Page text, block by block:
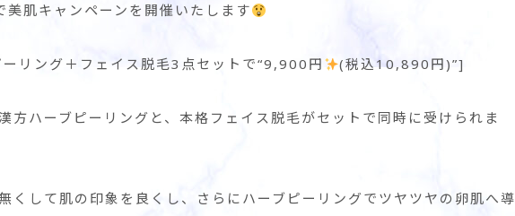
美肌キャンペーンを開催いたします
リング＋フェイス脱毛3点セットで“9,900円 (税込10,890円)”]
方ハーブピーリングと、本格フェイス脱毛がセットで同時に受けられま
くして肌の印象を良くし、さらにハーブピーリングでツヤツヤの卵肌へ導